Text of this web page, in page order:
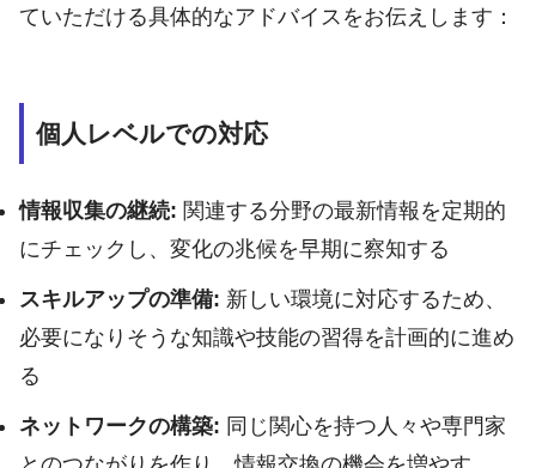
ていただける具体的なアドバイスをお伝えします：
個人レベルでの対応
情報収集の継続: 関連する分野の最新情報を定期的
にチェックし、変化の兆候を早期に察知する
スキルアップの準備: 新しい環境に対応するため、
必要になりそうな知識や技能の習得を計画的に進め
る
ネットワークの構築: 同じ関心を持つ人々や専門家